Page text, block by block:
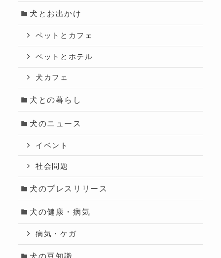
犬とお出かけ
ペットとカフェ
ペットとホテル
犬カフェ
犬との暮らし
犬のニュース
イベント
社会問題
犬のプレスリリース
犬の健康・病気
病気・ケガ
犬の豆知識